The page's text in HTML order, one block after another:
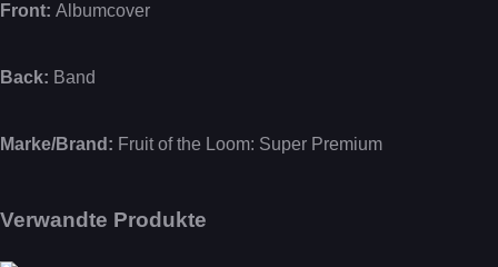
Front: Albumcover
Back: Band
Marke/Brand: Fruit of the Loom: Super Premium
Verwandte Produkte